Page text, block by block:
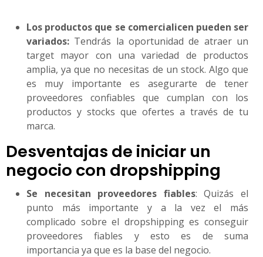
Los productos que se comercialicen pueden ser
variados: Tendrás la oportunidad de atraer un
target mayor con una variedad de productos
amplia, ya que no necesitas de un stock. Algo que
es muy importante es asegurarte de tener
proveedores confiables que cumplan con los
productos y stocks que ofertes a través de tu
marca.
Desventajas de iniciar un
negocio con dropshipping
Se necesitan proveedores fiables: Quizás el
punto más importante y a la vez el más
complicado sobre el dropshipping es conseguir
proveedores fiables y esto es de suma
importancia ya que es la base del negocio.